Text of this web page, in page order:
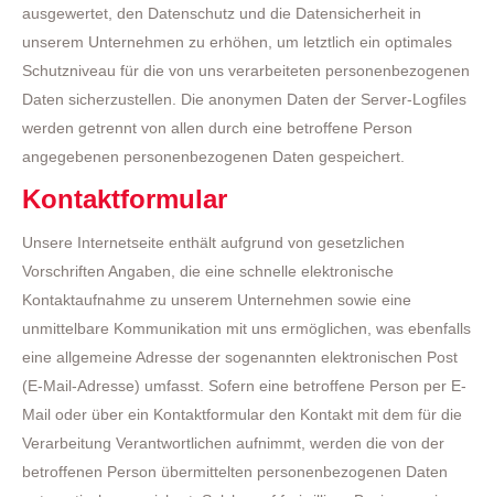
ausgewertet, den Datenschutz und die Datensicherheit in
unserem Unternehmen zu erhöhen, um letztlich ein optimales
Schutzniveau für die von uns verarbeiteten personenbezogenen
Daten sicherzustellen. Die anonymen Daten der Server-Logfiles
werden getrennt von allen durch eine betroffene Person
angegebenen personenbezogenen Daten gespeichert.
Kontaktformular
Unsere Internetseite enthält aufgrund von gesetzlichen
Vorschriften Angaben, die eine schnelle elektronische
Kontaktaufnahme zu unserem Unternehmen sowie eine
unmittelbare Kommunikation mit uns ermöglichen, was ebenfalls
eine allgemeine Adresse der sogenannten elektronischen Post
(E-Mail-Adresse) umfasst. Sofern eine betroffene Person per E-
Mail oder über ein Kontaktformular den Kontakt mit dem für die
Verarbeitung Verantwortlichen aufnimmt, werden die von der
betroffenen Person übermittelten personenbezogenen Daten